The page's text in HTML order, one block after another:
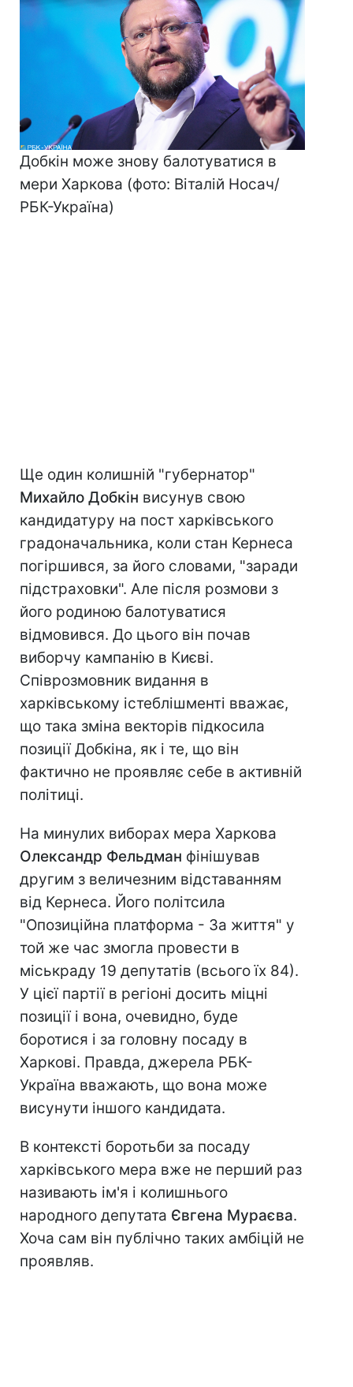
Добкін може знову балотуватися в
мери Харкова (фото: Віталій Носач/
РБК-Україна)
Ще один колишній "губернатор"
Михайло Добкін висунув свою
кандидатуру на пост харківського
градоначальника, коли стан Кернеса
погіршився, за його словами, "заради
підстраховки". Але після розмови з
його родиною балотуватися
відмовився. До цього він почав
виборчу кампанію в Києві.
Співрозмовник видання в
харківському істеблішменті вважає,
що така зміна векторів підкосила
позиції Добкіна, як і те, що він
фактично не проявляє себе в активній
політиці.
На минулих виборах мера Харкова
Олександр Фельдман фінішував
другим з величезним відставанням
від Кернеса. Його політсила
"Опозиційна платформа - За життя" у
той же час змогла провести в
міськраду 19 депутатів (всього їх 84).
У цієї партії в регіоні досить міцні
позиції і вона, очевидно, буде
боротися і за головну посаду в
Харкові. Правда, джерела РБК-
Україна вважають, що вона може
висунути іншого кандидата.
В контексті боротьби за посаду
харківського мера вже не перший раз
називають ім'я і колишнього
народного депутата Євгена Мураєва.
Хоча сам він публічно таких амбіцій не
проявляв.